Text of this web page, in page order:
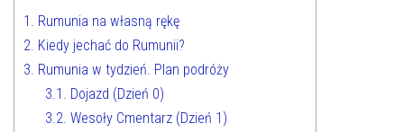
1.
Rumunia na własną rękę
2. Kiedy jechać do Rumunii?
3. Rumunia w tydzień. Plan podróży
3.1.
Dojazd (Dzień 0)
3.2. Wesoły Cmentarz (Dzień 1)